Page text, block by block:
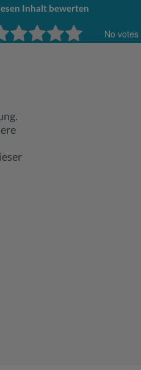
Inhalt bewerten
this item:
Submit Rating No votes